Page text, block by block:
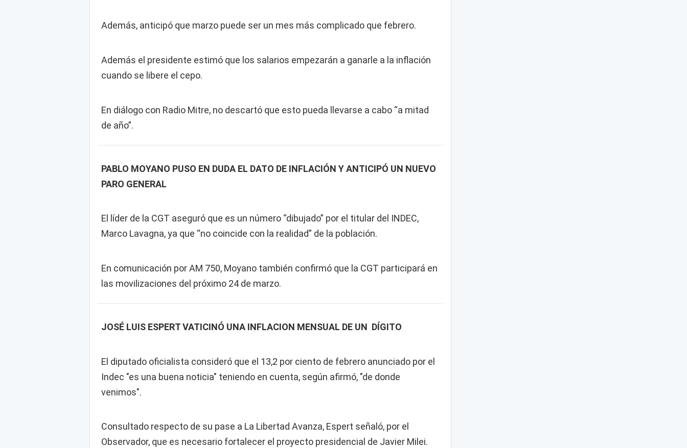
Además, anticipó que marzo puede ser un mes más complicado que febrero.
Además el presidente estimó que los salarios empezarán a ganarle a la inflación
cuando se libere el cepo.
En diálogo con Radio Mitre, no descartó que esto pueda llevarse a cabo “a mitad
de año”.
PABLO MOYANO PUSO EN DUDA EL DATO DE INFLACIÓN Y ANTICIPÓ UN NUEVO
PARO GENERAL
El líder de la CGT aseguró que es un número “dibujado” por el titular del INDEC,
Marco Lavagna, ya que “no coincide con la realidad” de la población.
En comunicación por AM 750, Moyano también confirmó que la CGT participará en
las movilizaciones del próximo 24 de marzo.
JOSÉ LUIS ESPERT VATICINÓ UNA INFLACION MENSUAL DE UN DÍGITO
El diputado oficialista consideró que el 13,2 por ciento de febrero anunciado por el
Indec "es una buena noticia" teniendo en cuenta, según afirmó, "de donde
venimos".
Consultado respecto de su pase a La Libertad Avanza, Espert señaló, por el
Observador, que es necesario fortalecer el proyecto presidencial de Javier Milei.